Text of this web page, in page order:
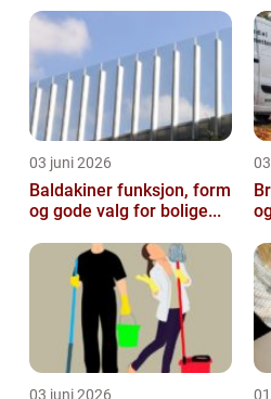
03 juni 2026
Baldakiner funksjon, form
og gode valg for bolige...
03 juni 2026